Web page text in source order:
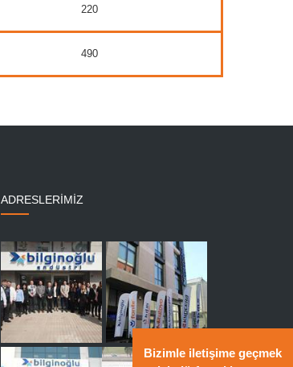
Bizimle iletişime geçmek
220
490
ADRESLERİMİZ